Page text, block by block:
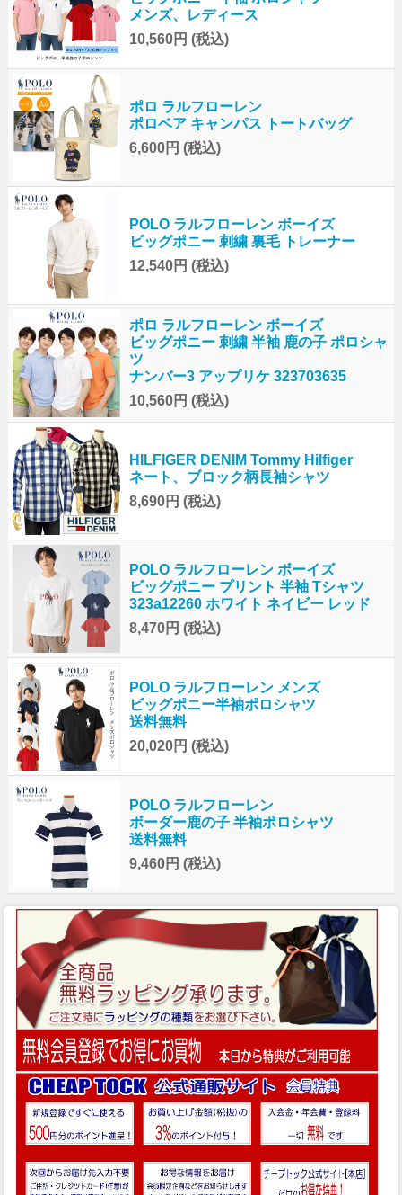
メンズ、レディース
10,560円 (税込)
ポロ ラルフローレン
ポロベア キャンパス トートバッグ
6,600円 (税込)
POLO ラルフローレン ボーイズ
ビッグポニー 刺繍 裏毛 トレーナー
12,540円 (税込)
ポロ ラルフローレン ボーイズ
ビッグポニー 刺繍 半袖 鹿の子 ポロシャ
ツ
ナンバー3 アップリケ 323703635
10,560円 (税込)
HILFIGER DENIM Tommy Hilfiger
ネート、ブロック柄長袖シャツ
8,690円 (税込)
POLO ラルフローレン ボーイズ
ビッグポニー プリント 半袖 Tシャツ
323a12260 ホワイト ネイビー レッド
8,470円 (税込)
POLO ラルフローレン メンズ
ビッグポニー半袖ポロシャツ
送料無料
20,020円 (税込)
POLO ラルフローレン
ボーダー鹿の子 半袖ポロシャツ
送料無料
9,460円 (税込)